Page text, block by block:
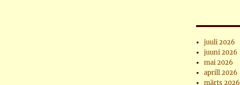
juuli 2026
juuni 2026
mai 2026
aprill 2026
märts 2026